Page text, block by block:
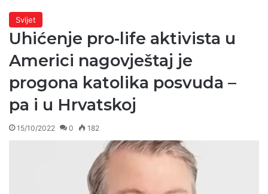
Svijet
Uhićenje pro-life aktivista u
Americi nagovještaj je
progona katolika posvuda –
pa i u Hrvatskoj
15/10/2022 0 182